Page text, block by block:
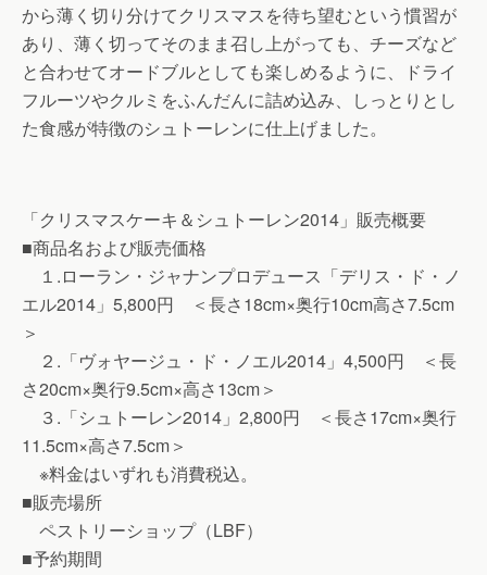
から薄く切り分けてクリスマスを待ち望むという慣習が
あり、薄く切ってそのまま召し上がっても、チーズなど
と合わせてオードブルとしても楽しめるように、ドライ
フルーツやクルミをふんだんに詰め込み、しっとりとし
た食感が特徴のシュトーレンに仕上げました。
「クリスマスケーキ＆シュトーレン2014」販売概要
■商品名および販売価格
１.ローラン・ジャナンプロデュース「デリス・ド・ノ
エル2014」5,800円 ＜長さ18cm×奥行10cm高さ7.5cm
＞
２.「ヴォヤージュ・ド・ノエル2014」4,500円 ＜長
さ20cm×奥行9.5cm×高さ13cm＞
３.「シュトーレン2014」2,800円 ＜長さ17cm×奥行
11.5cm×高さ7.5cm＞
※料金はいずれも消費税込。
■販売場所
ペストリーショップ（LBF）
■予約期間